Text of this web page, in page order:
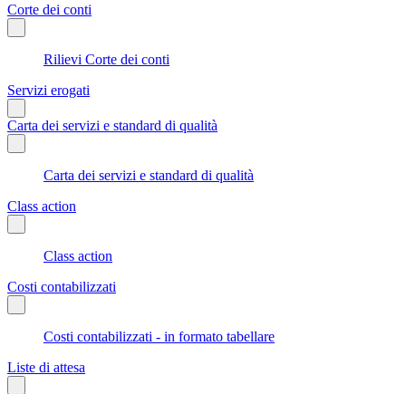
Corte dei conti
Rilievi Corte dei conti
Servizi erogati
Carta dei servizi e standard di qualità
Carta dei servizi e standard di qualità
Class action
Class action
Costi contabilizzati
Costi contabilizzati - in formato tabellare
Liste di attesa